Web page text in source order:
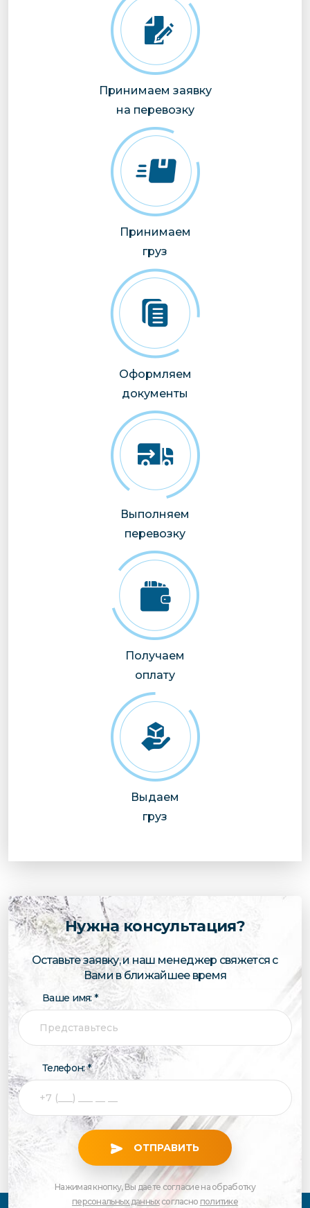
Принимаем заявку
на перевозку
Принимаем
груз
Оформляем
документы
Выполняем
перевозку
Получаем
оплату
Выдаем
груз
Нужна консультация?
Оставьте заявку, и наш менеджер свяжется с
Вами в ближайшее время
Ваше имя: *
Телефон: *
ОТПРАВИТЬ
Нажимая кнопку, Вы даете согласие на обработку
персональных данныхсогласно политике